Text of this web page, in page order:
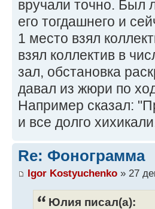
вручали точно. Был
его тогдашнего и
1 место взял
взял коллектив в
зал, обстановка
давал из жюри по
Например сказал:
и все долго
Re: Фонограмма
Igor Kostyuchenko » 27
Юлия писал(а):